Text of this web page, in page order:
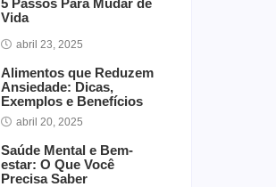
Vida
abril 23, 2025
Alimentos que Reduzem
Ansiedade: Dicas,
Exemplos e Benefícios
abril 20, 2025
Saúde Mental e Bem-
estar: O Que Você
Precisa Saber